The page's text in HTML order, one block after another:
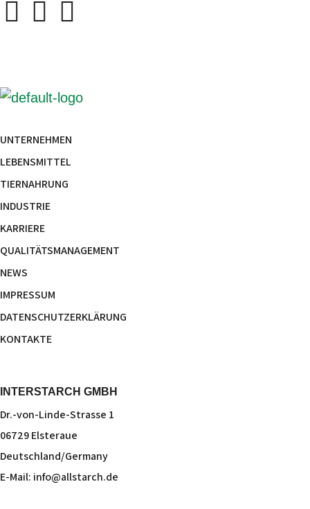
UNTERNEHMEN
LEBENSMITTEL
TIERNAHRUNG
INDUSTRIE
KARRIERE
QUALITÄTSMANAGEMENT
NEWS
IMPRESSUM
DATENSCHUTZERKLÄRUNG
KONTAKTE
INTERSTARCH GMBH
Dr.-von-Linde-Strasse 1
06729 Elsteraue
Deutschland/Germany
E-Mail: info@allstarch.de